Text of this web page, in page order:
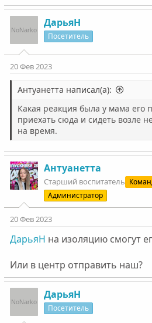
ДарьяН
Посетитель
20 Фев 2023
Антуанетта написал(а):
Какая реакция была у мама его
приехать сюда и сидеть возле
на время.
Антуанетта
Старший воспитатель
Администратор
20 Фев 2023
ДарьяН на изоляцию смогут
Или в центр отправить наш?
ДарьяН
Посетитель